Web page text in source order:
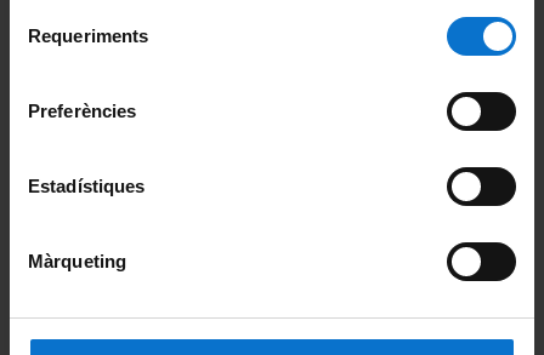
consultar laPolítica de galetes del lloc web de la
Requeriments
Preferències
Estadístiques
Màrqueting
Cultius cel·lulars
Embarcacions oceanogràfiques